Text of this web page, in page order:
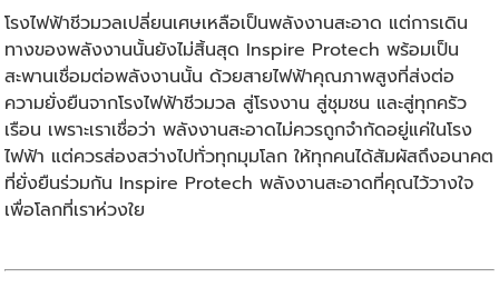
โรงไฟฟ้าชีวมวลเปลี่ยนเศษเหลือเป็นพลังงานสะอาด แต่การเดิน
ทางของพลังงานนั้นยังไม่สิ้นสุด Inspire Protech พร้อมเป็น
สะพานเชื่อมต่อพลังงานนั้น ด้วยสายไฟฟ้าคุณภาพสูงที่ส่งต่อ
ความยั่งยืนจากโรงไฟฟ้าชีวมวล สู่โรงงาน สู่ชุมชน และสู่ทุกครัว
เรือน เพราะเราเชื่อว่า พลังงานสะอาดไม่ควรถูกจำกัดอยู่แค่ในโรง
ไฟฟ้า แต่ควรส่องสว่างไปทั่วทุกมุมโลก ให้ทุกคนได้สัมผัสถึงอนาคต
ที่ยั่งยืนร่วมกัน Inspire Protech พลังงานสะอาดที่คุณไว้วางใจ
เพื่อโลกที่เราห่วงใย